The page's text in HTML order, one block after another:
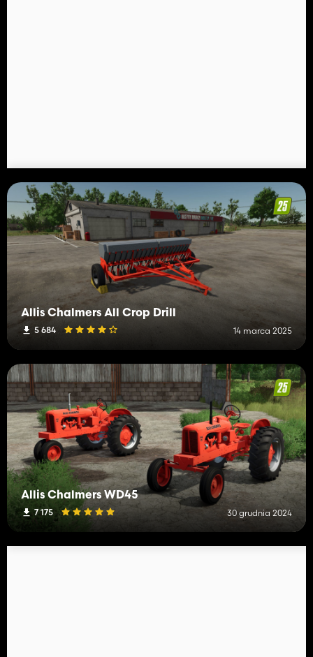
Allis Chalmers All Crop Drill
5 684 14 marca 2025
Allis Chalmers WD45
7 175 30 grudnia 2024